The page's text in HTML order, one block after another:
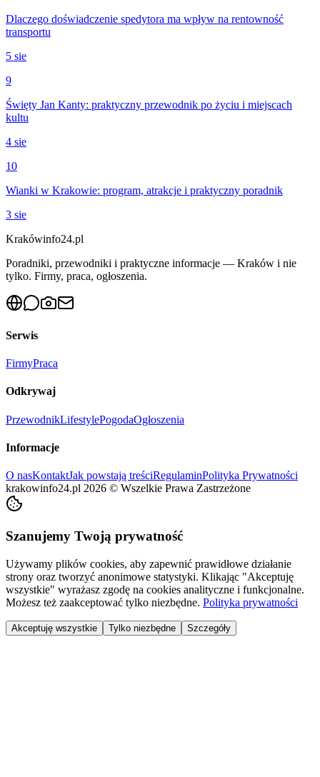
Dlaczego doświadczenie spedytora ma wpływ na rentowność
transportu
5 sie
9
Święty Jan Kanty: praktyczny przewodnik po życiu i miejscach
kultu
4 sie
10
Wianki w Krakowie: program, atrakcje i praktyczny poradnik
3 sie
Krakówinfo24.pl
Poradniki, przewodniki i praktyczne informacje — Kraków i nie
tylko. Firmy, praca, ogłoszenia.
Serwis
FirmyPraca
Odkrywaj
PrzewodnikLifestylePogodaOgłoszenia
Informacje
O nasKontaktJak powstają treściRegulaminPolityka Prywatności
krakowinfo24.pl 2026 © Wszelkie Prawa Zastrzeżone
Szanujemy Twoją prywatność
Używamy plików cookies, aby zapewnić prawidłowe działanie
strony oraz tworzyć anonimowe statystyki. Klikając "Akceptuję
wszystkie" wyrażasz zgodę na cookies analityczne i funkcjonalne.
Możesz też zaakceptować tylko niezbędne. Polityka prywatności
Akceptuję wszystkie Tylko niezbędne Szczegóły